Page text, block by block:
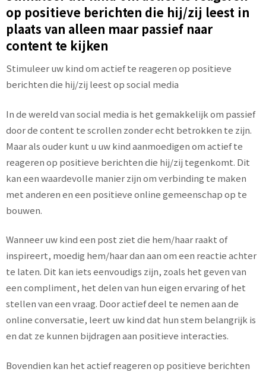
op positieve berichten die hij/zij leest in
plaats van alleen maar passief naar
content te kijken
Stimuleer uw kind om actief te reageren op positieve
berichten die hij/zij leest op social media
In de wereld van social media is het gemakkelijk om passief
door de content te scrollen zonder echt betrokken te zijn.
Maar als ouder kunt u uw kind aanmoedigen om actief te
reageren op positieve berichten die hij/zij tegenkomt. Dit
kan een waardevolle manier zijn om verbinding te maken
met anderen en een positieve online gemeenschap op te
bouwen.
Wanneer uw kind een post ziet die hem/haar raakt of
inspireert, moedig hem/haar dan aan om een reactie achter
te laten. Dit kan iets eenvoudigs zijn, zoals het geven van
een compliment, het delen van hun eigen ervaring of het
stellen van een vraag. Door actief deel te nemen aan de
online conversatie, leert uw kind dat hun stem belangrijk is
en dat ze kunnen bijdragen aan positieve interacties.
Bovendien kan het actief reageren op positieve berichten